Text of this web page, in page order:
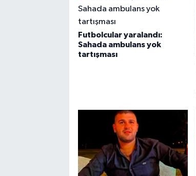
Futbolcular yaralandı:
Sahada ambulans yok
tartışması